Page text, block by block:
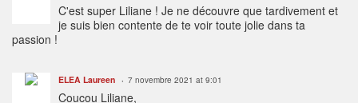
C'est super Liliane ! Je ne découvre que tardivement et
je suis bien contente de te voir toute jolie dans ta
passion !
ELEA Laureen 7 novembre 2021 at 9:01
Coucou Liliane,